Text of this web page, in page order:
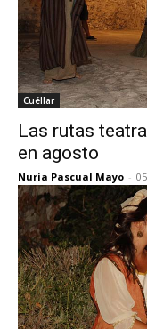
Cuéllar
Las rutas
en agosto
Nuria Pascual Mayo -